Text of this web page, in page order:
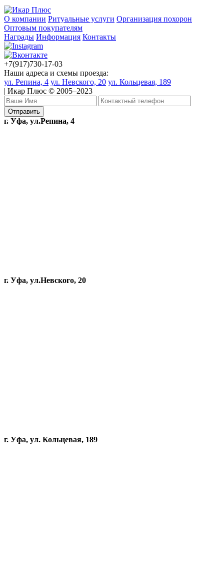
О компании Ритуальные услуги Организация похорон
Оптовым покупателям
Награды Информация Контакты
+7(917)730-17-03
Наши адреса и схемы проезда:
ул. Репина, 4 ул. Невского, 20 ул. Кольцевая, 189
| Икар Плюс © 2005–2023
г. Уфа, ул.Репина, 4
г. Уфа, ул.Невского, 20
г. Уфа, ул. Кольцевая, 189